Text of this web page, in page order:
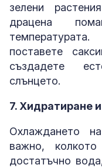
зелени
драцена
поставете
създадете
слънцето.
7. Хидратиране
Охлаждането
важно,
достатъчно